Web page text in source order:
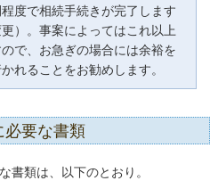
度で相続手続きが完了します
更）。事案によってはこれ以上
で、お急ぎの場合には余裕を
れることをお勧めします。
必要な書類
類は、以下のとおり。